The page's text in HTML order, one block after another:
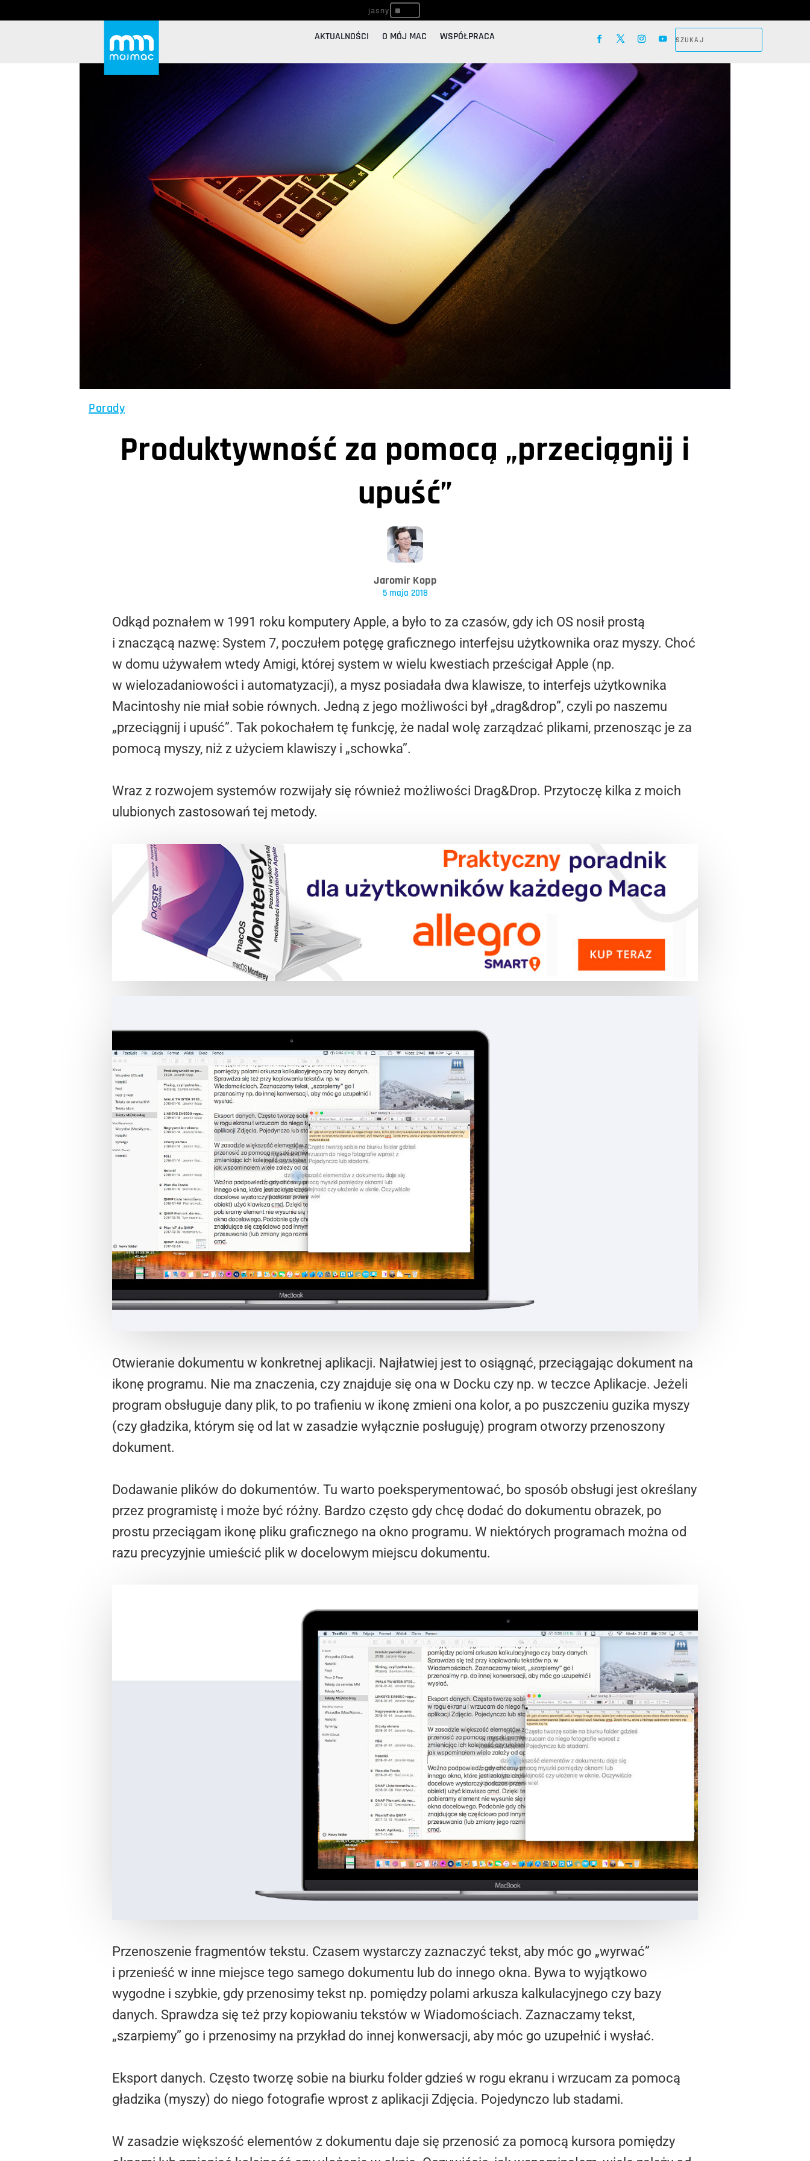
^
AKTUALNOŚCI O MÓJ MAC WSPÓŁPRACA
Porady
Produktywność za pomocą „przeciągnij i
upuść”
Jaromir Kopp
5 maja 2018
Odkąd poznałem w 1991 roku komputery Apple, a było to za czasów, gdy ich OS nosił prostą
i znaczącą nazwę: System 7, poczułem potęgę graficznego interfejsu użytkownika oraz myszy. Choć
w domu używałem wtedy Amigi, której system w wielu kwestiach prześcigał Apple (np.
w wielozadaniowości i automatyzacji), a mysz posiadała dwa klawisze, to interfejs użytkownika
Macintoshy nie miał sobie równych. Jedną z jego możliwości był „drag&drop”, czyli po naszemu
„przeciągnij i upuść”. Tak pokochałem tę funkcję, że nadal wolę zarządzać plikami, przenosząc je za
pomocą myszy, niż z użyciem klawiszy i „schowka”.
Wraz z rozwojem systemów rozwijały się również możliwości Drag&Drop. Przytoczę kilka z moich
ulubionych zastosowań tej metody.
Otwieranie dokumentu w konkretnej aplikacji. Najłatwiej jest to osiągnąć, przeciągając dokument na
ikonę programu. Nie ma znaczenia, czy znajduje się ona w Docku czy np. w teczce Aplikacje. Jeżeli
program obsługuje dany plik, to po trafieniu w ikonę zmieni ona kolor, a po puszczeniu guzika myszy
(czy gładzika, którym się od lat w zasadzie wyłącznie posługuję) program otworzy przenoszony
dokument.
Dodawanie plików do dokumentów. Tu warto poeksperymentować, bo sposób obsługi jest określany
przez programistę i może być różny. Bardzo często gdy chcę dodać do dokumentu obrazek, po
prostu przeciągam ikonę pliku graficznego na okno programu. W niektórych programach można od
razu precyzyjnie umieścić plik w docelowym miejscu dokumentu.
Przenoszenie fragmentów tekstu. Czasem wystarczy zaznaczyć tekst, aby móc go „wyrwać”
i przenieść w inne miejsce tego samego dokumentu lub do innego okna. Bywa to wyjątkowo
wygodne i szybkie, gdy przenosimy tekst np. pomiędzy polami arkusza kalkulacyjnego czy bazy
danych. Sprawdza się też przy kopiowaniu tekstów w Wiadomościach. Zaznaczamy tekst,
„szarpiemy” go i przenosimy na przykład do innej konwersacji, aby móc go uzupełnić i wysłać.
Eksport danych. Często tworzę sobie na biurku folder gdzieś w rogu ekranu i wrzucam za pomocą
gładzika (myszy) do niego fotografie wprost z aplikacji Zdjęcia. Pojedynczo lub stadami.
W zasadzie większość elementów z dokumentu daje się przenosić za pomocą kursora pomiędzy